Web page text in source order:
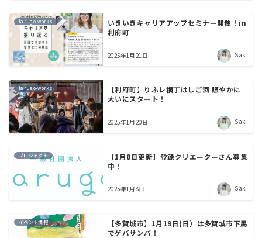
larugo-works
いきいきキャリアアップセミナー開催！in
利府町
2025年1月21日 Saki
larugo-works
【利府町】りふレ横丁はしご酒 賑やかに
大いにスタート！
2025年1月20日 Saki
プロジェクト
【1月8日更新】登録クリエーターさん募集
中！
2025年1月8日 Saki
イベント情報
【多賀城市】1月19日(日）は多賀城市下馬
でゲバサンバ！